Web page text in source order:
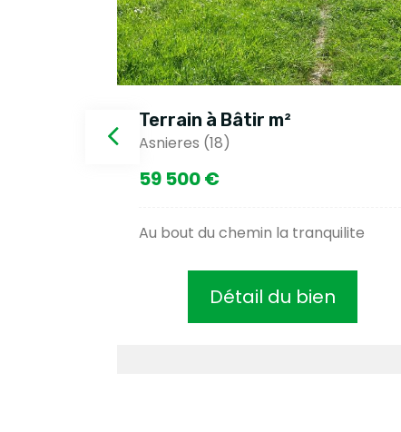
Terrain à Bâtir m²
Asnieres (18)
59 500 €
Au bout du chemin la tranquilite
Détail du bien